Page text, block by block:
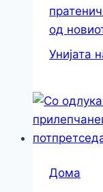
од
Дома